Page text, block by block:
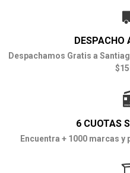
DESPACHO
Despachamos Gratis a
6 CUOTAS
Encuentra + 1000 marcas